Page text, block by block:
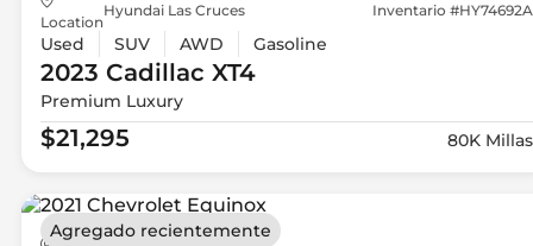
Location
Hyundai Las Cruces Inventario #HY74692A
Used SUV AWD Gasoline
2023 Cadillac XT4
Premium Luxury
$21,295 80K Millas
Agregado recientemente